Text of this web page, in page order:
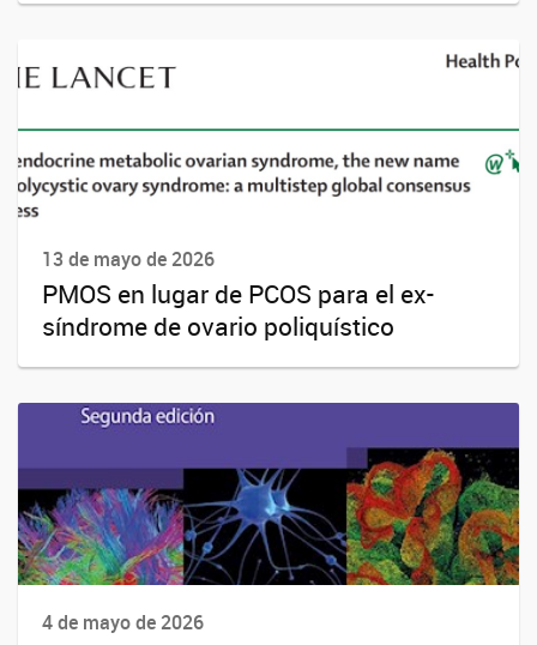
13 de mayo de 2026
PMOS en lugar de PCOS para el ex-
síndrome de ovario poliquístico
4 de mayo de 2026